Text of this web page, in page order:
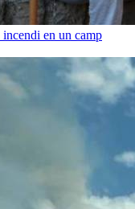
en un camp